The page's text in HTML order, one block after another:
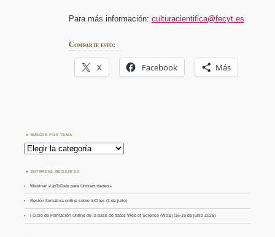
Para más información: culturacientifica@fecyt.es
Comparte esto:
X Facebook Más
BUSCAR POR TEMA
Buscar
por
Tema
ENTRADAS RECIENTES
Webinar «UpToDate para Universidades»
Sesión formativa online sobre InCites (1 de julio)
I Ciclo de Formación Online de la base de datos Web of Science (WoS) (16-18 de junio 2026)